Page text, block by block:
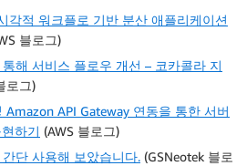
각적 워크플로 기반 분산 애플리케이션
블로그)
해 서비스 플로우 개선 – 코카콜라 지
로그)
Amazon API Gateway 연동을 통한 서버
하기 (AWS 블로그)
단 사용해 보았습니다. (GSNeotek 블로